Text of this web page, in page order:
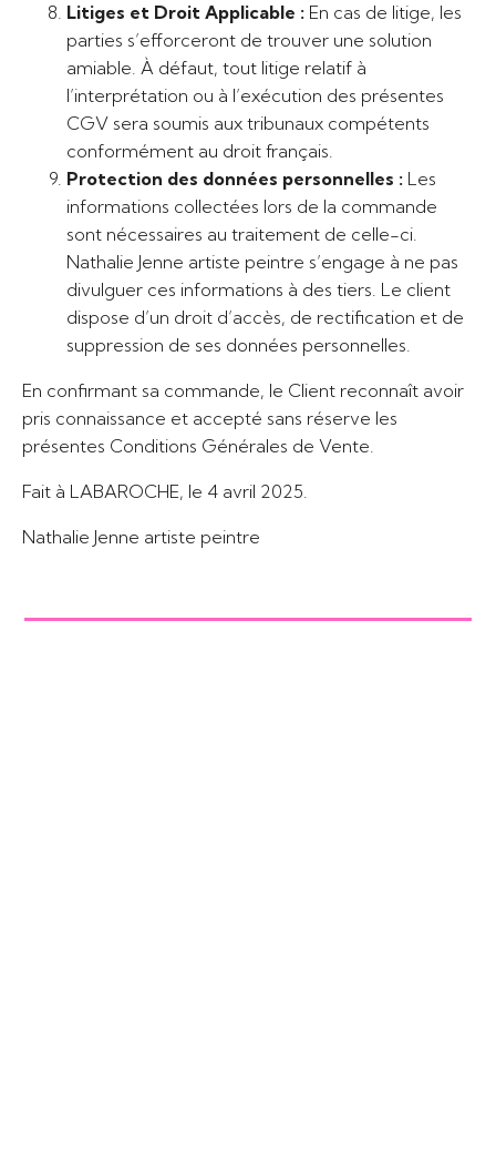
Litiges et Droit Applicable : En cas de litige, les
parties s’efforceront de trouver une solution
amiable. À défaut, tout litige relatif à
l’interprétation ou à l’exécution des présentes
CGV sera soumis aux tribunaux compétents
conformément au droit français.
Protection des données personnelles : Les
informations collectées lors de la commande
sont nécessaires au traitement de celle-ci.
Nathalie Jenne artiste peintre s’engage à ne pas
divulguer ces informations à des tiers. Le client
dispose d’un droit d’accès, de rectification et de
suppression de ses données personnelles.
En confirmant sa commande, le Client reconnaît avoir
pris connaissance et accepté sans réserve les
présentes Conditions Générales de Vente.
Fait à LABAROCHE, le 4 avril 2025.
Nathalie Jenne artiste peintre